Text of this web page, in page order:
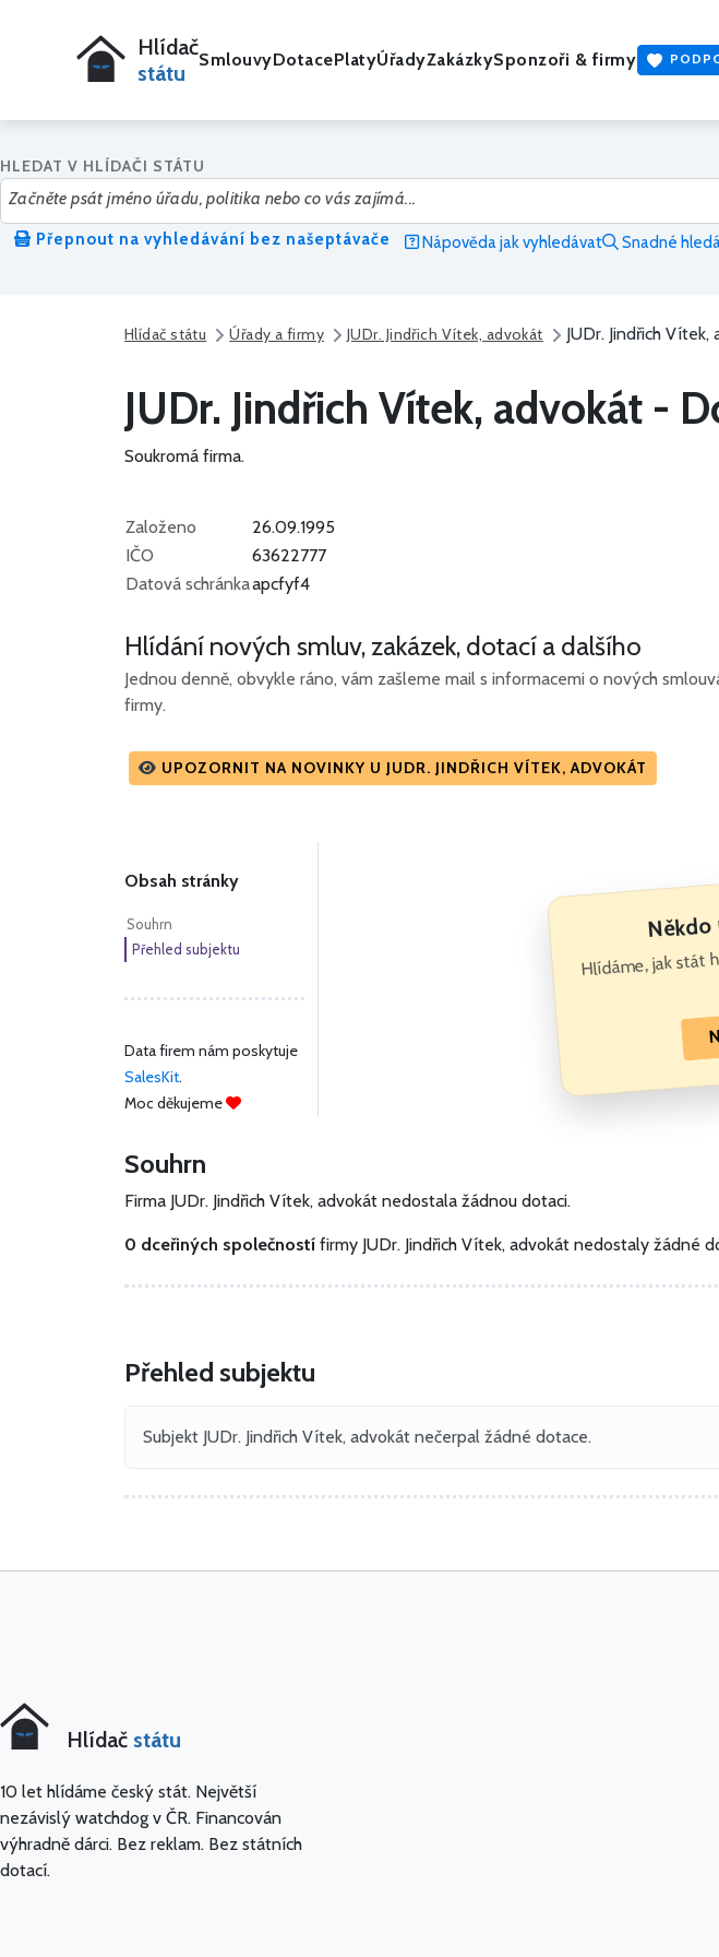
Hlídač
státu
SmlouvyDotacePlatyÚřadyZakázkySponzoři & firmy
HLEDAT V HLÍDAČI STÁTU
Přepnout na vyhledávání bez našeptávače
Nápověda jak vyhledávat Snadné
Hlídač státu Úřady a firmy JUDr. Jindřich Vítek, advokát JUDr. Jindřich
JUDr. Jindřich Vítek, advokát -
Soukromá firma.
Založeno
26.09.1995
IČO
63622777
Datová schránkaapcfyf4
Hlídání nových smluv, zakázek, dotací a dalšího
Jednou denně, obvykle ráno, vám zašleme mail s informacemi o nových
firmy.
UPOZORNIT NA NOVINKY U JUDR. JINDŘICH VÍTEK, ADVOKÁT
Obsah stránky
Souhrn
Přehled subjektu
Data firem nám poskytuje
SalesKit.
Moc děkujeme
Hlídáme, jak
Souhrn
Firma JUDr. Jindřich Vítek, advokát nedostala žádnou dotaci.
0 dceřiných společností firmy JUDr. Jindřich Vítek, advokát nedostaly žádné
Přehled subjektu
Subjekt JUDr. Jindřich Vítek, advokát nečerpal žádné dotace.
Hlídač státu
10 let hlídáme český stát. Největší
nezávislý watchdog v ČR. Financován
výhradně dárci. Bez reklam. Bez státních
dotací.